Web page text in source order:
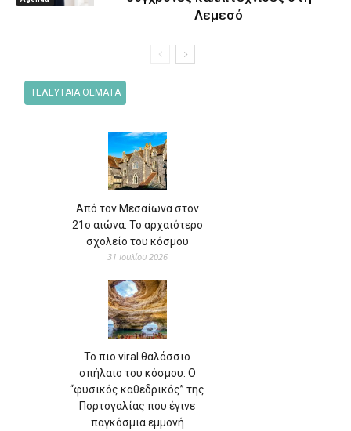
Λεμεσό
ΤΕΛΕΥΤΑΙΑ ΘΕΜΑΤΑ
Από τον Μεσαίωνα στον
21ο αιώνα: Το αρχαιότερο
σχολείο του κόσμου
31 Ιουλίου 2026
Το πιο viral θαλάσσιο
σπήλαιο του κόσμου: Ο
“φυσικός καθεδρικός” της
Πορτογαλίας που έγινε
παγκόσμια εμμονή